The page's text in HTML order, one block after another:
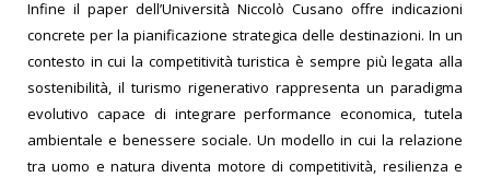
Infine il paper dell’Università Niccolò Cusano offre indicazioni
concrete per la pianificazione strategica delle destinazioni. In un
contesto in cui la competitività turistica è sempre più legata alla
sostenibilità, il turismo rigenerativo rappresenta un paradigma
evolutivo capace di integrare performance economica, tutela
ambientale e benessere sociale. Un modello in cui la relazione
tra uomo e natura diventa motore di competitività, resilienza e